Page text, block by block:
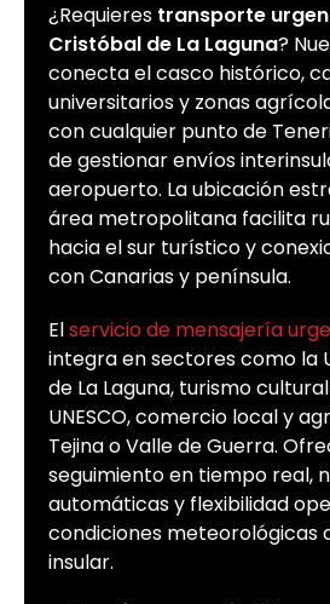
¿Requieres transporte
Cristóbal de La Laguna?
conecta el casco histórico,
universitarios y zonas
con cualquier punto de
de gestionar envíos
aeropuerto. La ubicación
área metropolitana facilita
hacia el sur turístico y
con Canarias y península.
Elservicio de mensajería
integra en sectores como la
de La Laguna, turismo
UNESCO, comercio local y
Tejina o Valle de Guerra.
seguimiento en tiempo real,
automáticas y flexibilidad
condiciones meteorológicas
insular.